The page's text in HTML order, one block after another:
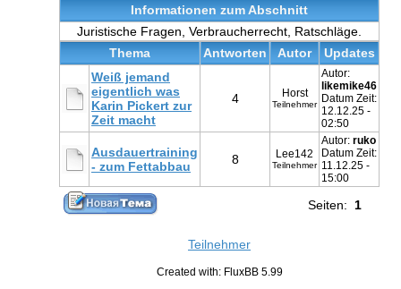
Informationen zum Abschnitt
Juristische Fragen, Verbraucherrecht, Ratschläge.
Thema
Antworten Autor
Updates
Weiß jemand
eigentlich was
Karin Pickert zur
Zeit macht
4 Horst
Teilnehmer
Autor:
likemike46
Datum Zeit:
12.12.25 -
02:50
Ausdauertraining
- zum Fettabbau
8 Lee142
Teilnehmer
Autor: ruko
Datum Zeit:
11.12.25 -
15:00
Seiten: 1
Teilnehmer
Created with: FluxBB 5.99